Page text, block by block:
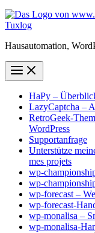
Tuxlog
Hausautomation,
HaPy –
LazyCaptcha –
RetroGeek-
WordPress
Supportanfrage
Unterstütze
mes projets
wp-
wp-
wp-forecast –
wp-forecast-
wp-monalisa –
wp-monalisa-